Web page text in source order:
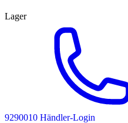
Lager
9290010 Händler-Login